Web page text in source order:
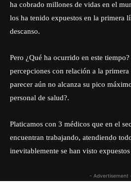
ha cobrado millones de vidas en el
los ha tenido expuestos en la primera
descanso.
Pero ¿Qué ha ocurrido en este tiempo?
percepciones con relación a la primera
parecer aún no alcanza su pico
personal de salud?.
Platicamos con 3 médicos que en el
encuentran trabajando, atendiendo
inevitablemente se han visto
- Advertisement